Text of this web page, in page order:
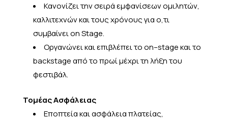
Κανονίζει την σειρά εμφανίσεων ομιλητών,
καλλιτεχνών και τους χρόνους για ο,τι
συμβαίνει on Stage.
Οργανώνει και επιβλέπει το on–stage και το
backstage από το πρωί μέχρι τη λήξη του
φεστιβάλ.
Τομέας Ασφάλειας
Εποπτεία και ασφάλεια πλατείας,